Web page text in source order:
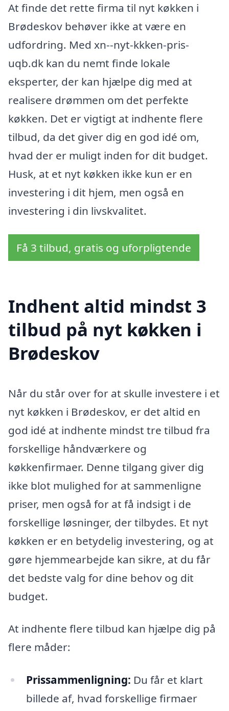
At finde det rette firma til nyt køkken i
Brødeskov behøver ikke at være en
udfordring. Med xn--nyt-kkken-pris-
uqb.dk kan du nemt finde lokale
eksperter, der kan hjælpe dig med at
realisere drømmen om det perfekte
køkken. Det er vigtigt at indhente flere
tilbud, da det giver dig en god idé om,
hvad der er muligt inden for dit budget.
Husk, at et nyt køkken ikke kun er en
investering i dit hjem, men også en
investering i din livskvalitet.
Få 3 tilbud, gratis og uforpligtende
Indhent altid mindst 3
tilbud på nyt køkken i
Brødeskov
Når du står over for at skulle investere i et
nyt køkken i Brødeskov, er det altid en
god idé at indhente mindst tre tilbud fra
forskellige håndværkere og
køkkenfirmaer. Denne tilgang giver dig
ikke blot mulighed for at sammenligne
priser, men også for at få indsigt i de
forskellige løsninger, der tilbydes. Et nyt
køkken er en betydelig investering, og at
gøre hjemmearbejde kan sikre, at du får
det bedste valg for dine behov og dit
budget.
At indhente flere tilbud kan hjælpe dig på
flere måder:
Prissammenligning: Du får et klart
billede af, hvad forskellige firmaer